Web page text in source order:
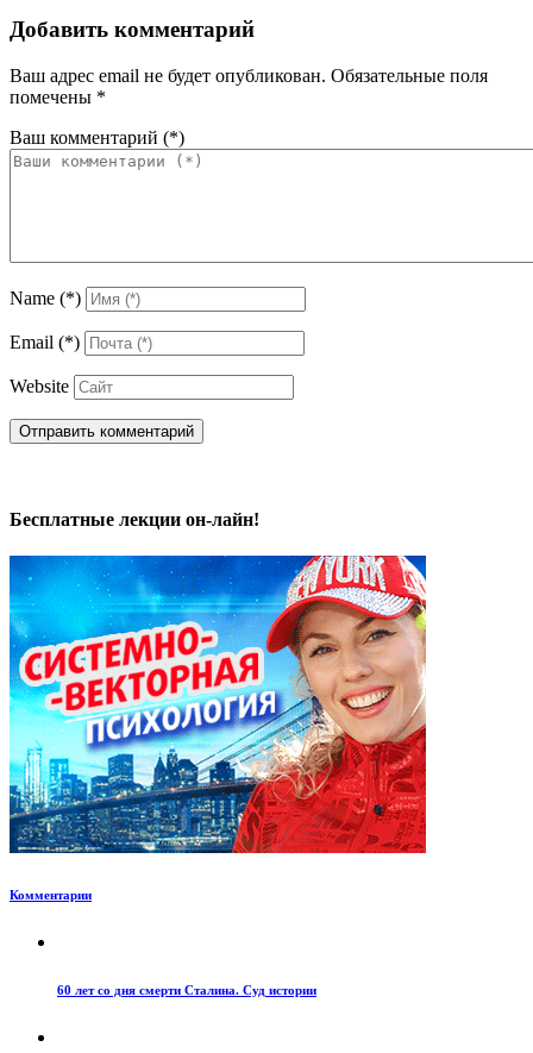
Добавить комментарий
Ваш адрес email не будет опубликован. Обязательные поля
помечены *
Ваш комментарий (*)
Name (*)
Email (*)
Website
Бесплатные лекции он-лайн!
Комментарии
60 лет со дня смерти Сталина. Суд истории